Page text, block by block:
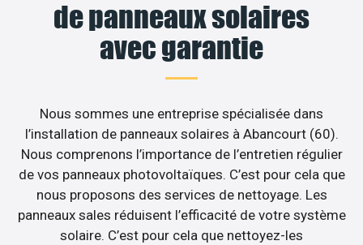
de panneaux solaires
avec garantie
Nous sommes une entreprise spécialisée dans
l’installation de panneaux solaires à Abancourt (60).
Nous comprenons l’importance de l’entretien régulier
de vos panneaux photovoltaïques. C’est pour cela que
nous proposons des services de nettoyage. Les
panneaux sales réduisent l’efficacité de votre système
solaire. C’est pour cela que nettoyez-les